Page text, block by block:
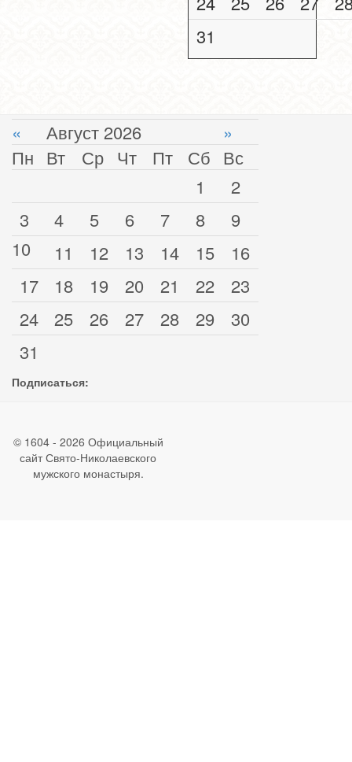
31
« Август 2026
»
Пн Вт Ср Чт Пт Сб Вс
1
2
3
4 5 6 7 8
9
10
11 12 13 14 15
16
17
18 19 20 21 22
23
24
25 26 27 28 29
30
31
Подписаться:
© 1604 - 2026 Официальный
сайт Свято-Николаевского
мужского монастыря.